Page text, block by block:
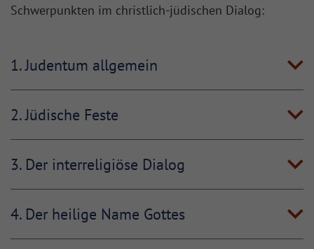
Schwerpunkten im christlich-jüdischen Dialog:
1. Judentum allgemein
2. Jüdische Feste
3. Der interreligiöse Dialog
4. Der heilige Name Gottes